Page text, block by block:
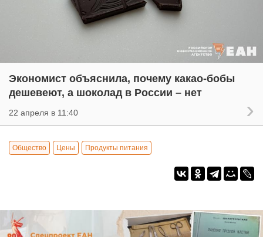
Экономист объяснила, почему какао-бобы
дешевеют, а шоколад в России – нет
22 апреля в 11:40
Общество Цены Продукты питания